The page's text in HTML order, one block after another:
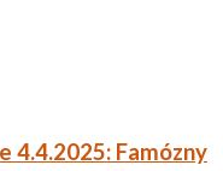
4.4.2025: Famózny